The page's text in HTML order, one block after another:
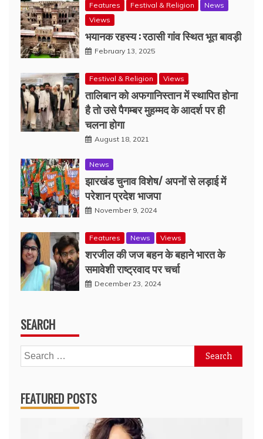
Features Festival & Religion
News
Views
भयानक रहस्य : रठासी गांव स्थित भूत बावड़ी
February 13, 2025
Festival & Religion Views
तालिबान को अफगानिस्तान में स्थापित होना
है तो उसे पैगम्बर मुहम्मद के आदर्श पर ही
चलना होगा
August 18, 2021
News
झारखंड चुनाव विशेष/ अपनों से लड़ाई में
परेशान प्रदेश भाजपा
November 9, 2024
Features News Views
शरजील की जज बहन के बहाने भारत के
समावेशी राष्ट्रवाद पर चर्चा
December 23, 2024
SEARCH
Search
for:
FEATURED POSTS